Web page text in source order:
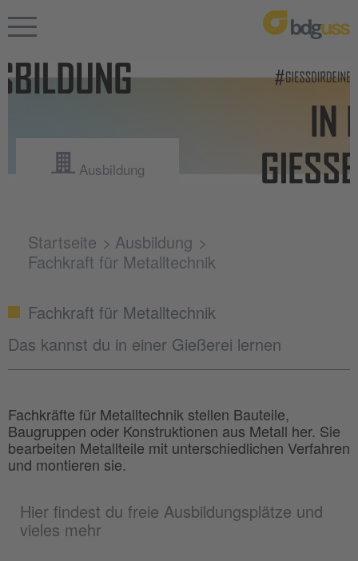
Ausbildung
Startseite
Ausbildung
Fachkraft für Metalltechnik
Hier findest du freie Ausbildungsplätze und
vieles mehr
Fachkraft für Metalltechnik
Das kannst du in einer Gießerei lernen
Fachkräfte für Metalltechnik stellen Bauteile,
Baugruppen oder Konstruktionen aus Metall her. Sie
bearbeiten Metallteile mit unterschiedlichen Verfahren
und montieren sie.